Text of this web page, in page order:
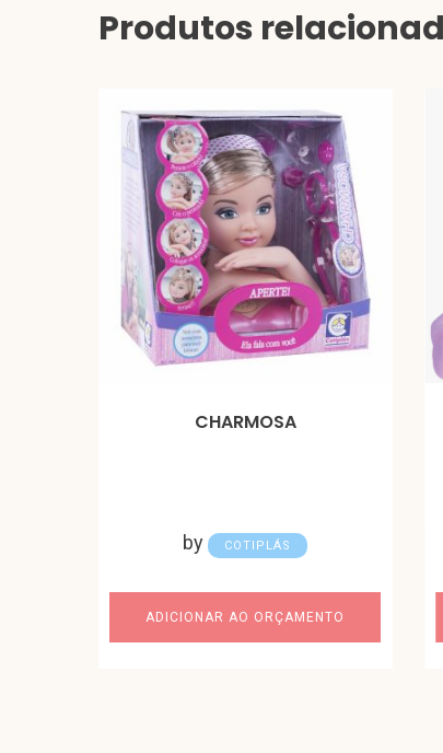
Produtos
CHARMOSA
by COTIPLÁS
ADICIONAR AO ORÇAMENTO